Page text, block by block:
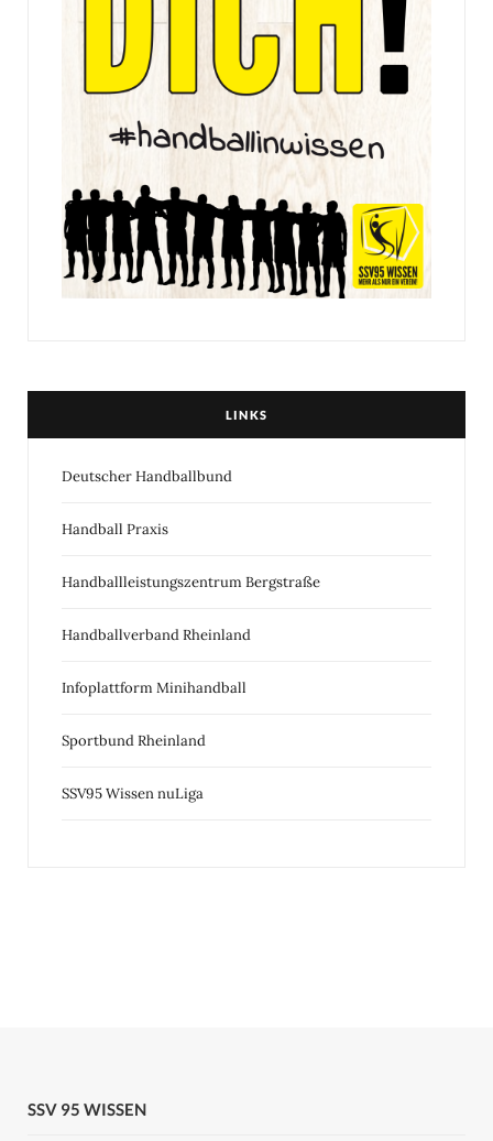
LINKS
Deutscher Handballbund
Handball Praxis
Handballleistungszentrum Bergstraße
Handballverband Rheinland
Infoplattform Minihandball
Sportbund Rheinland
SSV95 Wissen nuLiga
SSV 95 WISSEN